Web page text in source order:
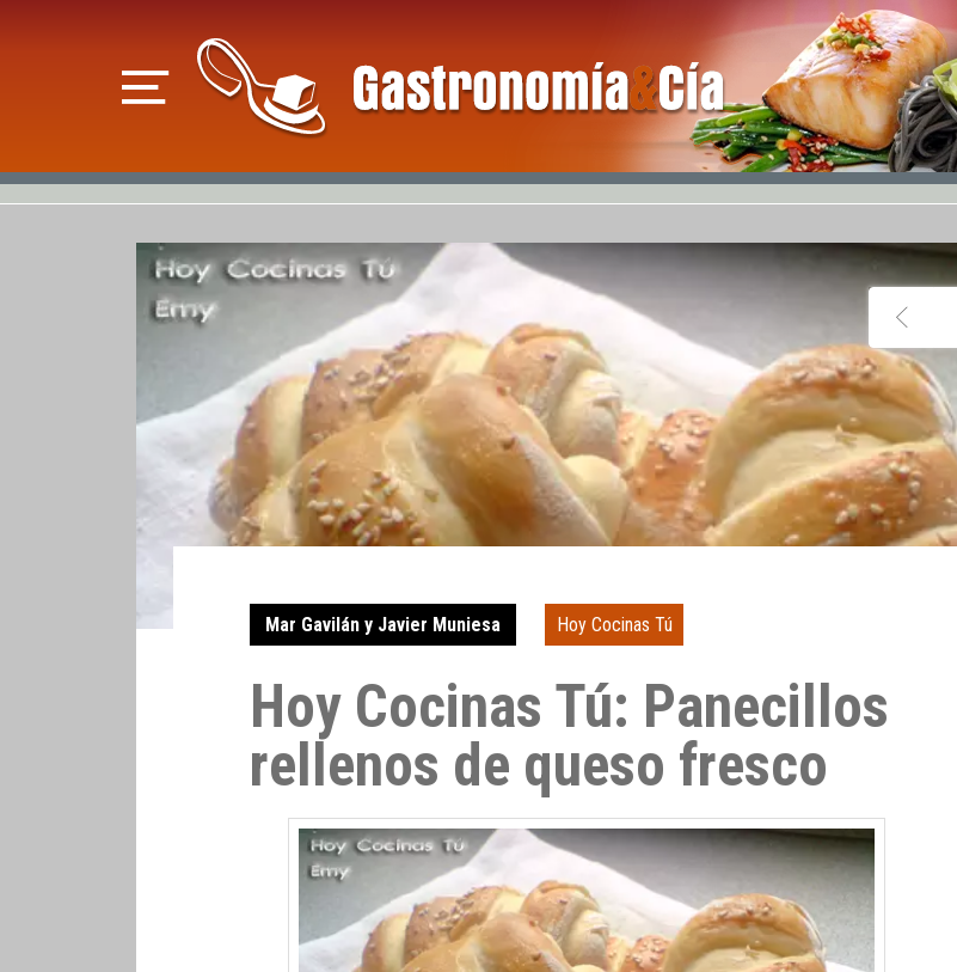
Mar Gavilán y Javier Muniesa Hoy Cocinas Tú
Hoy Cocinas Tú: Panecillos
rellenos de queso fresco